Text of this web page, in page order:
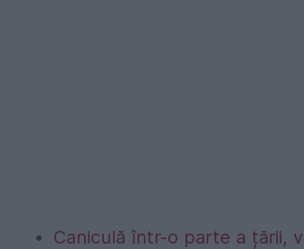
Caniculă într-o parte a țării,